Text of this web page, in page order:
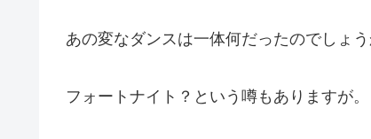
あの変なダンスは一体何だったのでしょう
フォートナイト？という噂もありますが。